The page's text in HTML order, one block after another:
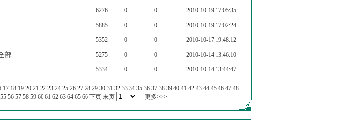
6276 0 0 2010-10-19 17:05:35
5885 0 0 2010-10-19 17:02:24
5352 0 0 2010-10-17 19:48:12
部 5275 0 0 2010-10-14 13:46:10
5334 0 0 2010-10-14 13:44:47
17 18 19 20 21 22 23 24 25 26 27 28 29 30 31 32 33 34 35 36 37 38 39 40 41 42 43 44 45 46 47 48
55 56 57 58 59 60 61 62 63 64 65 66 下页 末页 更多>>>